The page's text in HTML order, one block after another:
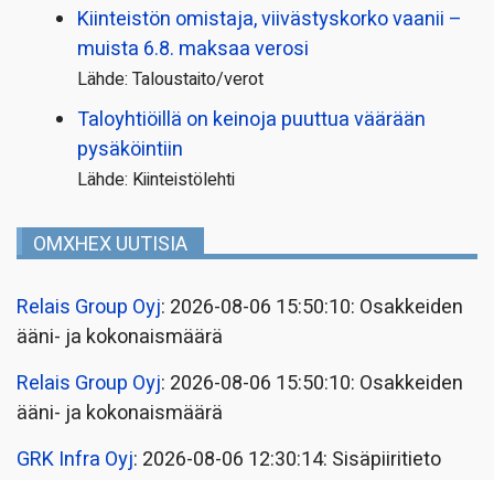
Kiinteistön omistaja, viivästyskorko vaanii –
muista 6.8. maksaa verosi
Lähde: Taloustaito/verot
Taloyhtiöillä on keinoja puuttua väärään
pysäköintiin
Lähde: Kiinteistölehti
OMXHEX UUTISIA
Relais Group Oyj: 2026-08-06 15:50:10: Osakkeiden
ääni- ja kokonaismäärä
Relais Group Oyj: 2026-08-06 15:50:10: Osakkeiden
ääni- ja kokonaismäärä
GRK Infra Oyj: 2026-08-06 12:30:14: Sisäpiiritieto